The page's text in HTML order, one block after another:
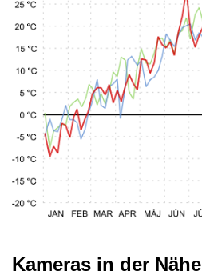
Kameras in der Nähe